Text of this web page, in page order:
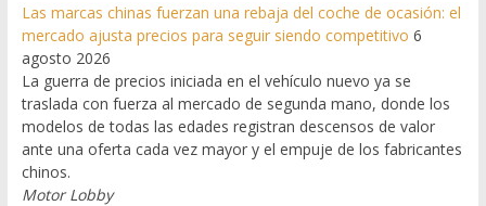
Las marcas chinas fuerzan una rebaja del coche de ocasión: el
mercado ajusta precios para seguir siendo competitivo 6
agosto 2026
La guerra de precios iniciada en el vehículo nuevo ya se
traslada con fuerza al mercado de segunda mano, donde los
modelos de todas las edades registran descensos de valor
ante una oferta cada vez mayor y el empuje de los fabricantes
chinos.
Motor Lobby